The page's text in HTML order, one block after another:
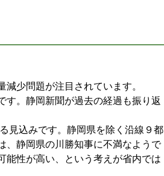
少問題が注目されています。
。静岡新聞が過去の経過も振り返
見込みです。静岡県を除く沿線９都
、静岡県の川勝知事に不満なようで
能性が高い、という考えが省内では